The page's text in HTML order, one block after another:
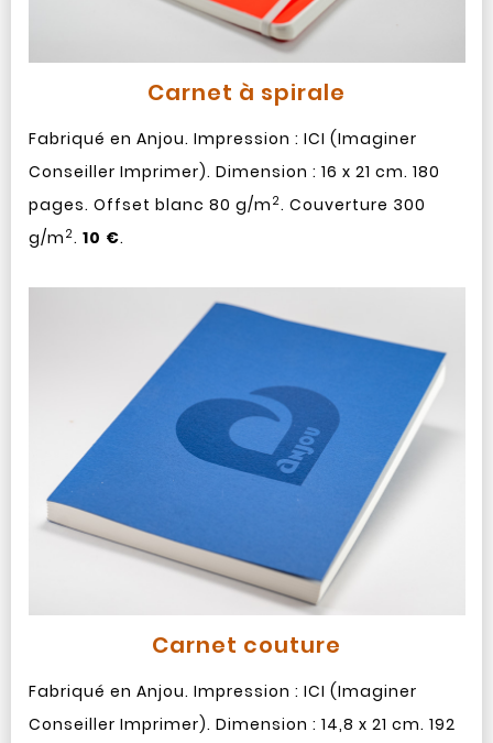
Carnet à spirale
Fabriqué en Anjou. Impression : ICI (Imaginer
Conseiller Imprimer). Dimension : 16 x 21 cm. 180
pages. Offset blanc 80 g/m 2. Couverture 300
g/m 2. 10 €.
Carnet couture
Fabriqué en Anjou. Impression : ICI (Imaginer
Conseiller Imprimer). Dimension : 14,8 x 21 cm. 192